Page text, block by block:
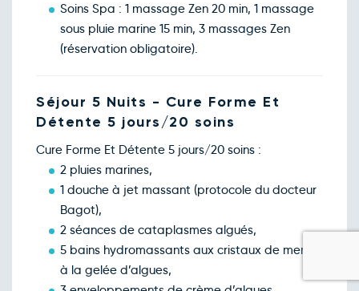
Soins Spa : 1 massage Zen 20 min, 1 massage
sous pluie marine 15 min, 3 massages Zen
(réservation obligatoire).
Séjour 5 Nuits - Cure Forme Et
Détente 5 jours/20 soins
Cure Forme Et Détente 5 jours/20 soins :
2 pluies marines,
1 douche à jet massant (protocole du docteur
Bagot),
2 séances de cataplasmes algués,
5 bains hydromassants aux cristaux de mer ou
à la gelée d’algues,